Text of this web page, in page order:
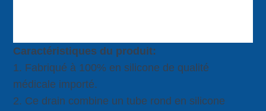
Caractéristiques du produit:
1. Fabriqué à 100% en silicone de qualité
médicale importé.
2. Ce drain combine un tube rond en silicone